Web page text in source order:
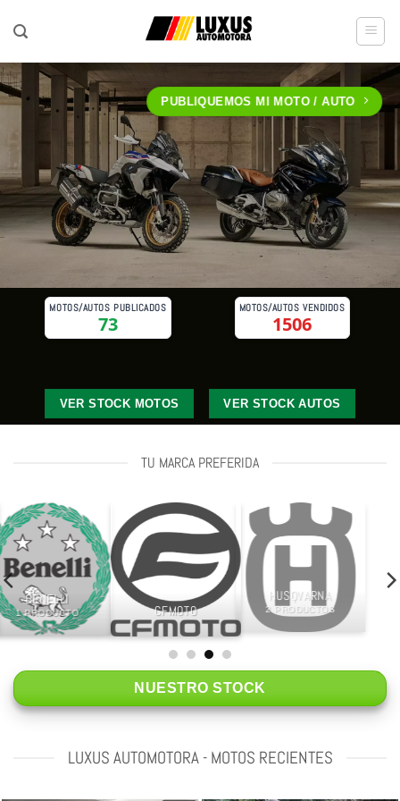
VER STOCK MOTOS VER STOCK AUTOS
PUBLIQUEMOS MI MOTO / AUTO
MOTOS/AUTOS PUBLICADOS
73
MOTOS/AUTOS VENDIDOS
1506
TU MARCA PREFERIDA
BENELLI
1 PRODUCTO CFMOTO
HUSQVARNA
2 PRODUCTOS
NUESTRO STOCK
LUXUS AUTOMOTORA - MOTOS RECIENTES